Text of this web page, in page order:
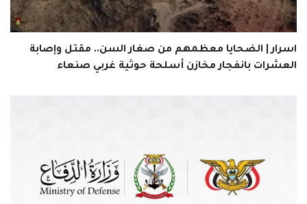
اسرار | الضحايا معظمهم من صغار السن.. مقتل وإصابة
العشرات بانفجار مخازن أسلحة حوثية غربي صنعاء